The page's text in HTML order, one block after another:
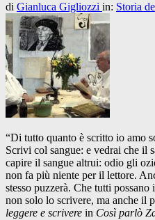
di Gianluca Gigliozzi in: Storia
“Di tutto quanto è scritto io amo
Scrivi col sangue: e vedrai che il
capire il sangue altrui: odio gli
non fa più niente per il lettore.
stesso puzzerà. Che tutti
non solo lo scrivere, ma anche il
leggere e scrivere in Così parlò